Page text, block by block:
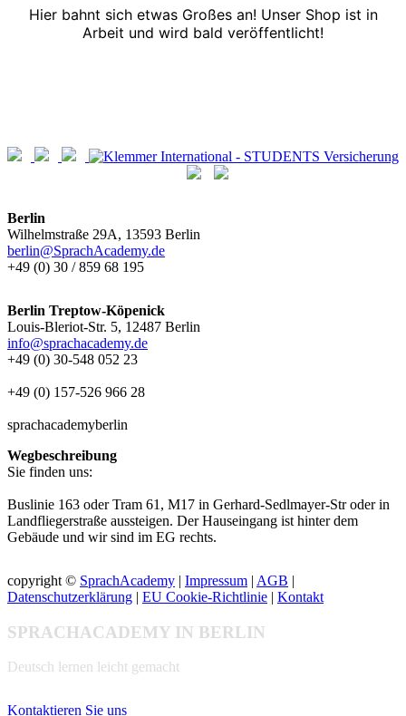
Hier bahnt sich etwas Großes an! Unser Shop ist in
Arbeit und wird bald veröffentlicht!
Berlin
Wilhelmstraße 29A, 13593 Berlin
berlin@SprachAcademy.de
+49 (0) 30 / 859 68 195
Berlin Treptow-Köpenick
Louis-Bleriot-Str. 5, 12487 Berlin
info@sprachacademy.de
+49 (0) 30-548 052 23
+49 (0) 157-526 966 28
sprachacademyberlin
Wegbeschreibung
Sie finden uns:
Buslinie 163 oder Tram 61, M17 in Gerhard-Sedlmayer-Str oder in
Landfliegerstraße aussteigen. Der Hauseingang ist hinter dem
Gebäude und wir sind im EG rechts.
copyright © SprachAcademy | Impressum | AGB |
Datenschutzerklärung | EU Cookie-Richtlinie | Kontakt
SPRACHACADEMY IN BERLIN
Deutsch lernen leicht gemacht
Kontaktieren Sie uns